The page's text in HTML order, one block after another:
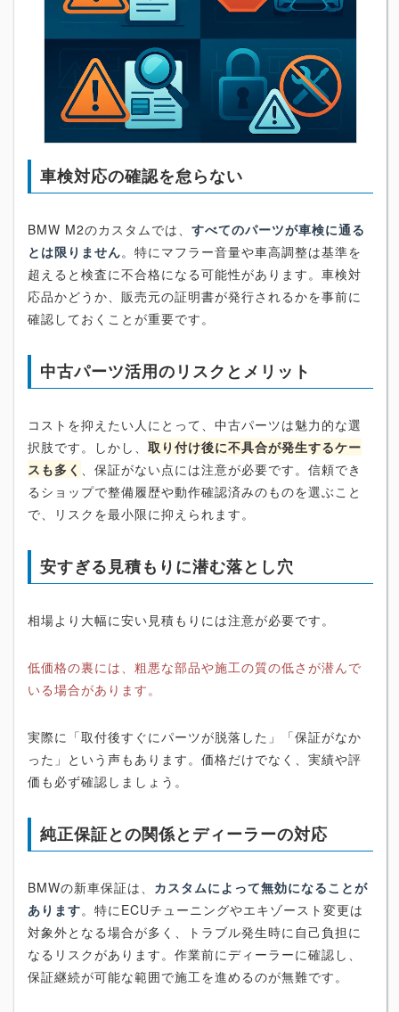
車検対応の確認を怠らない
BMW M2のカスタムでは、 すべてのパーツが車検に通る
とは限りません。特にマフラー音量や車高調整は基準を
超えると検査に不合格になる可能性があります。車検対
応品かどうか、販売元の証明書が発行されるかを事前に
確認しておくことが重要です。
中古パーツ活用のリスクとメリット
コストを抑えたい人にとって、中古パーツは魅力的な選
択肢です。しかし、 取り付け後に不具合が発生するケー
スも多く 、保証がない点には注意が必要です。信頼でき
るショップで整備履歴や動作確認済みのものを選ぶこと
で、リスクを最小限に抑えられます。
安すぎる見積もりに潜む落とし穴
相場より大幅に安い見積もりには注意が必要です。
低価格の裏には、粗悪な部品や施工の質の低さが潜んで
いる場合があります。
実際に「取付後すぐにパーツが脱落した」「保証がなか
った」という声もあります。価格だけでなく、実績や評
価も必ず確認しましょう。
純正保証との関係とディーラーの対応
BMWの新車保証は、 カスタムによって無効になることが
あります。特にECUチューニングやエキゾースト変更は
対象外となる場合が多く、トラブル発生時に自己負担に
なるリスクがあります。作業前にディーラーに確認し、
保証継続が可能な範囲で施工を進めるのが無難です。